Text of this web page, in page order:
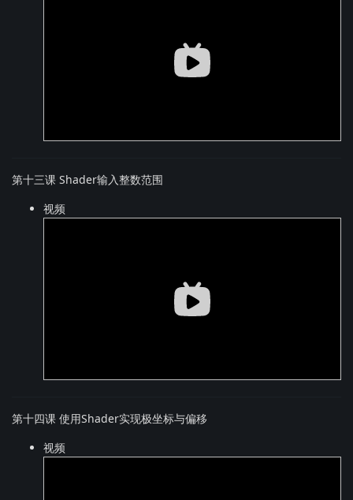
第十三课 Shader输入整数范围
视频
第十四课 使用Shader实现极坐标与偏移
视频